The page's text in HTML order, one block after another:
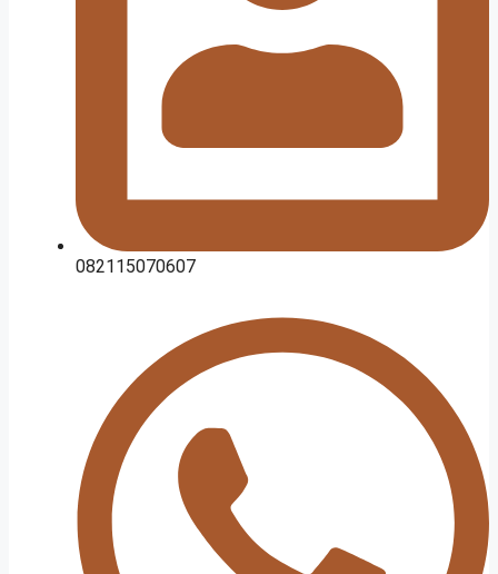
082115070607